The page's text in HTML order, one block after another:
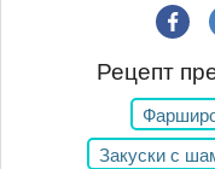
Рецепт
Закуски с